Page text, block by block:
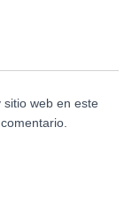
web en este